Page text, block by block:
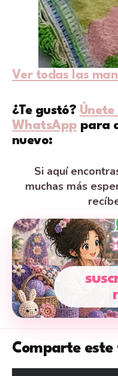
Ver todas las
¿Te gustó?
WhatsApp para
nuevo:
Si aquí
muchas más
Comparte